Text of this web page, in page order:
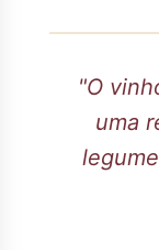
"O
uma